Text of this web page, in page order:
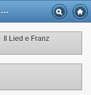
Il Lied e Franz Schubert + CD - Casa Musicale Eco
Il Lied e Franz